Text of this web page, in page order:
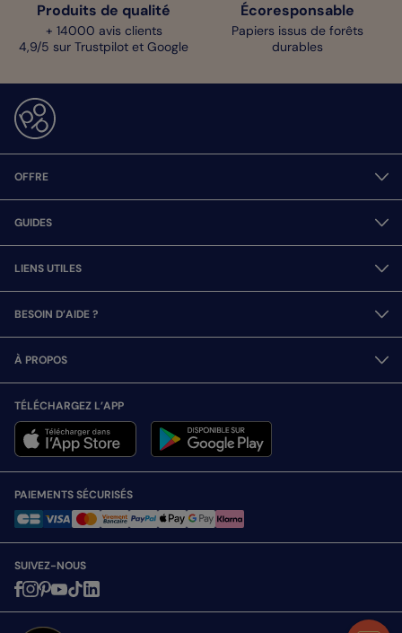
Produits de qualité
+ 14000 avis clients
4,9/5 sur Trustpilot et Google
Écoresponsable
Papiers issus de forêts
durables
OFFRE
GUIDES
LIENS UTILES
BESOIN D’AIDE ?
À PROPOS
TÉLÉCHARGEZ L’APP
PAIEMENTS SÉCURISÉS
SUIVEZ-NOUS